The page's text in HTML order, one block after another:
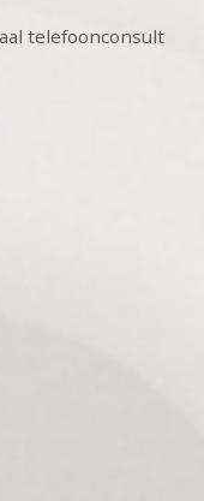
telefoonconsult